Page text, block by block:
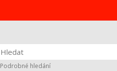
Podrobné hledání